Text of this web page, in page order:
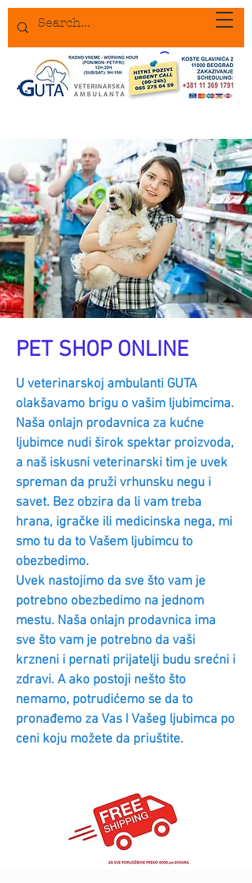
PET SHOP ONLINE
U veterinarskoj ambulanti GUTA
olakšavamo brigu o vašim ljubimcima.
Naša onlajn prodavnica za kućne
ljubimce nudi širok spektar proizvoda,
a naš iskusni veterinarski tim je uvek
spreman da pruži vrhunsku negu i
savet. Bez obzira da li vam treba
hrana, igračke ili medicinska nega, mi
smo tu da to Vašem ljubimcu to
obezbedimo.
Uvek nastojimo da sve što vam je
potrebno obezbedimo na jednom
mestu. Naša onlajn prodavnica ima
sve što vam je potrebno da vaši
krzneni i pernati prijatelji budu srećni i
zdravi. A ako postoji nešto što
nemamo, potrudićemo se da to
pronađemo za Vas I Vašeg ljubimca po
ceni koju možete da priuštite.